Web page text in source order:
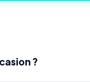
?